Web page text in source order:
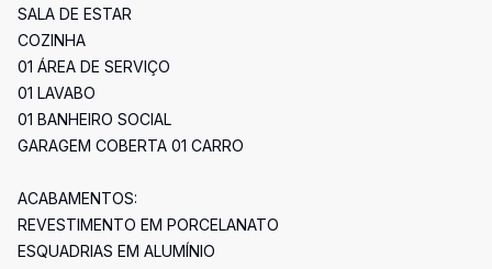
SALA DE ESTAR
COZINHA
01 ÁREA DE SERVIÇO
01 LAVABO
01 BANHEIRO SOCIAL
GARAGEM COBERTA 01 CARRO
ACABAMENTOS:
REVESTIMENTO EM PORCELANATO
ESQUADRIAS EM ALUMÍNIO